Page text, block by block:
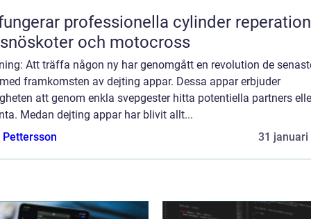
professionella cylinder
och motocross
Att träffa någon ny har genomgått en revolution de
framkomsten av dejting appar. Dessa appar erbjuder
att genom enkla svepgester hitta potentiella partners
Medan dejting appar har blivit allt...
31 januari